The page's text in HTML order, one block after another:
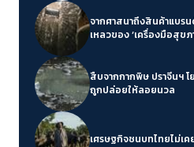
จากศาสนาถึงสินค้าแบรนด์เนม ความหรูหรา
เหลวของ ‘เครื่องมือสุขภ
สืบจากกากพิษ ปราจีนฯ
ถูกปล่อยให้ลอยนวล
เศรษฐกิจชนบทไทยไม่เคย